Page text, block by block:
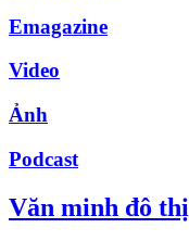
Emagazine
Video
Ảnh
Podcast
Văn minh đô thị